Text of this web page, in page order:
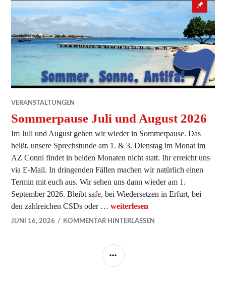
VERANSTALTUNGEN
Sommerpause Juli und August 2026
Im Juli und August gehen wir wieder in Sommerpause. Das
heißt, unsere Sprechstunde am 1. & 3. Dienstag im Monat im
AZ Conni findet in beiden Monaten nicht statt. Ihr erreicht uns
via E-Mail. In dringenden Fällen machen wir natürlich einen
Termin mit euch aus. Wir sehen uns dann wieder am 1.
September 2026. Bleibt safe, bei Wiedersetzen in Erfurt, bei
den zahlreichen CSDs oder …Sommerpause Juli und August
weiterlesen
JUNI 16, 2026 KOMMENTAR HINTERLASSEN
SEITENLEISTE